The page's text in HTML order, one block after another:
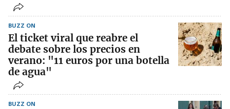
BUZZ ON
El ticket viral que reabre el
debate sobre los precios en
verano: "11 euros por una botella
de agua"
BUZZ ON